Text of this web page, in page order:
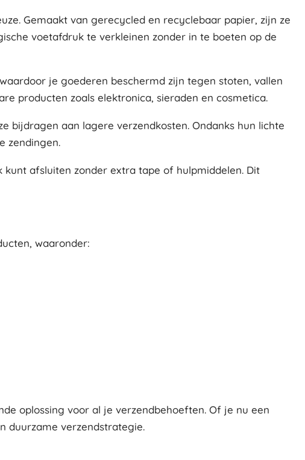
Gemaakt van gerecycled en recyclebaar papier, zijn ze
voetafdruk te verkleinen zonder in te boeten op de
je goederen beschermd zijn tegen stoten, vallen
producten zoals elektronica, sieraden en cosmetica.
bijdragen aan lagere verzendkosten. Ondanks hun lichte
zendingen.
afsluiten zonder extra tape of hulpmiddelen. Dit
waaronder:
oplossing voor al je verzendbehoeften. Of je nu een
duurzame verzendstrategie.